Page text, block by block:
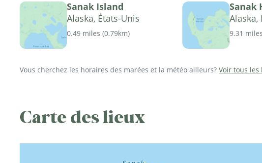
Sanak Island
Alaska, États-Unis
0.49 miles (0.79km)
Sanak
Alaska,
9.31 miles
Vous cherchez les horaires des marées et la météo ailleurs? Voir tous les
Carte des lieux